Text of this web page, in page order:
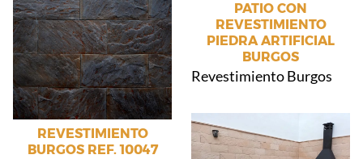
REVESTIMIENTO
BURGOS REF. 10047
PATIO CON
REVESTIMIENTO
PIEDRA ARTIFICIAL
BURGOS
Revestimiento Burgos